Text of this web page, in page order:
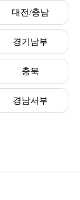
대전/충남
경기남부
충북
경남서부